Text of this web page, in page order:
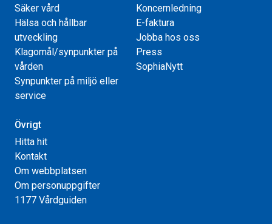
Säker vård
Hälsa och hållbar
utveckling
Klagomål/synpunkter på
vården
Synpunkter på miljö eller
service
Koncernledning
E-faktura
Jobba hos oss
Press
SophiaNytt
Övrigt
Hitta hit
Kontakt
Om webbplatsen
Om personuppgifter
1177 Vårdguiden